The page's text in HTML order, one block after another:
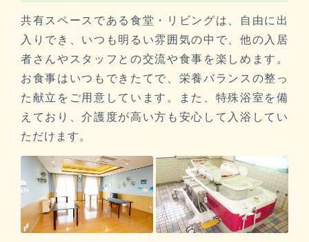
共有スペースである食堂・リビングは、自由に出
入りでき、いつも明るい雰囲気の中で、他の入居
者さんやスタッフとの交流や食事を楽しめます。
お食事はいつもできたてで、栄養バランスの整っ
た献立をご用意しています。また、特殊浴室を備
えており、介護度が高い方も安心して入浴してい
ただけます。